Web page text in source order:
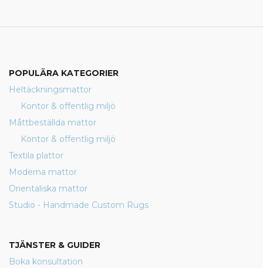
POPULÄRA KATEGORIER
Heltäckningsmattor
Kontor & offentlig miljö
Måttbeställda mattor
Kontor & offentlig miljö
Textila plattor
Moderna mattor
Orientaliska mattor
Studio - Handmade Custom Rugs
TJÄNSTER & GUIDER
Boka konsultation